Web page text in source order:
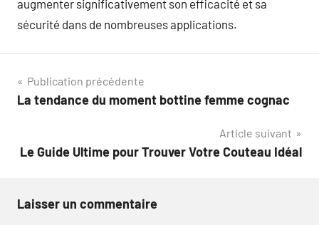
augmenter significativement son efficacité et sa
sécurité dans de nombreuses applications.
Navigation
de
Publication précédente
La tendance du moment bottine femme cognac
Article suivant
Le Guide Ultime pour Trouver Votre Couteau Idéal
Laisser un commentaire